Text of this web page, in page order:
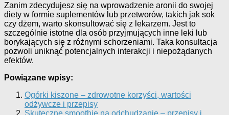
Zanim zdecydujesz się na wprowadzenie aronii do swojej
diety w formie suplementów lub przetworów, takich jak sok
czy dżem, warto skonsultować się z lekarzem. Jest to
szczególnie istotne dla osób przyjmujących inne leki lub
borykających się z różnymi schorzeniami. Taka konsultacja
pozwoli uniknąć potencjalnych interakcji i niepożądanych
efektów.
Powiązane wpisy:
Ogórki kiszone – zdrowotne korzyści, wartości
odżywcze i przepisy
Skuteczne smoothie na odchudzanie – przepisy i